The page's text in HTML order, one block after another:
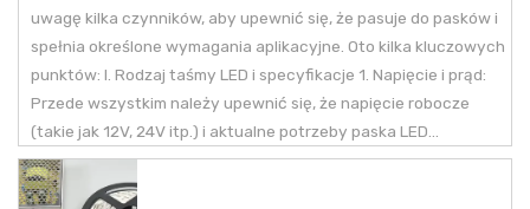
uwagę kilka czynników, aby upewnić się, że pasuje do pasków i
spełnia określone wymagania aplikacyjne. Oto kilka kluczowych
punktów: I. Rodzaj taśmy LED i specyfikacje 1. Napięcie i prąd:
Przede wszystkim należy upewnić się, że napięcie robocze
(takie jak 12V, 24V itp.) i aktualne potrzeby paska LED...